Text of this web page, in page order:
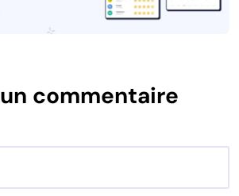
commentaire